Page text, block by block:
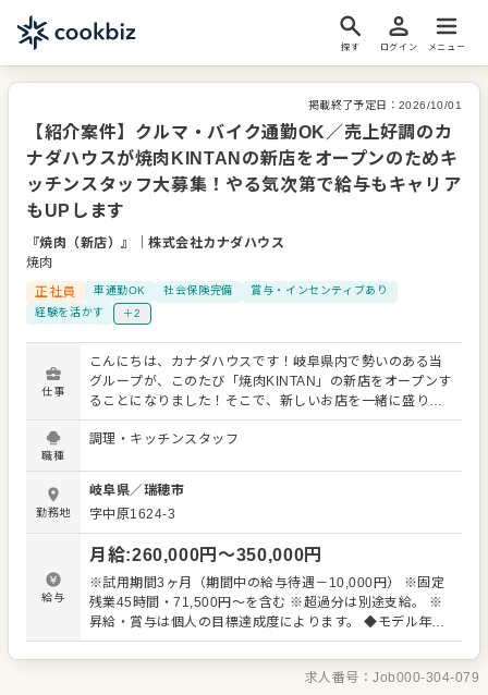
探す ログイン メニュー
掲載終了予定日： 2026/10/01
【紹介案件】クルマ・バイク通勤OK／売上好調のカ
ナダハウスが焼肉KINTANの新店をオープンのためキ
ッチンスタッフ大募集！やる気次第で給与もキャリア
もUPします
『焼肉（新店）』 ｜株式会社カナダハウス
焼肉
正社員
車通勤OK 社会保険完備
賞与・インセンティブあり
経験を活かす
＋2
仕事
こんにちは、カナダハウスです！岐阜県内で勢いのある当
グループが、このたび「焼肉KINTAN」の新店をオープンす
ることになりました！そこで、新しいお店を一緒に盛り上
げてくれるキッチンスタッフを大募集します！ お任せする
主なお仕事内容は以下の通りです。 ・仕込み、調理、盛り
経験やスキルに応じてお任せします。お客さまから愛され
るお店を一緒につくっていきましょう！ 当社は成果と意欲
を正しく評価する仕組みがあり、やる気次第で給与もキャ
リアもUPします！年齢や社歴に関係なくポジションアップ
が可能で、実際に20代で責任者として活躍しているスタッ
フもいます。 また、充実の研修制度であなたの成長をバッ
クアップ！「自分のブランドを立ち上げたい」「もっとス
キルを磨きたい」という思いを大切にすることをお約束し
います。 母体は『モスバーガー』を中心に多数のFC店舗を
運営。テイクアウトやドライブスルー強化でコロナ禍でも
職種
調理・キッチンスタッフ
勤務地
岐阜県／瑞穂市
字中原1624-3
給与
月給:260,000円〜350,000円
※試用期間3ヶ月（期間中の給与待遇－10,000円） ※固定
残業45時間・71,500円～を含む ※超過分は別途支給。 ※
昇給・賞与は個人の目標達成度によります。 ◆モデル年収
・32歳・マネージャー（入社3年目）月給35万円＋賞与／
年収530万円 ・32歳・店長（入社4年目）月給32万円＋賞
求人番号：Job000-304-079